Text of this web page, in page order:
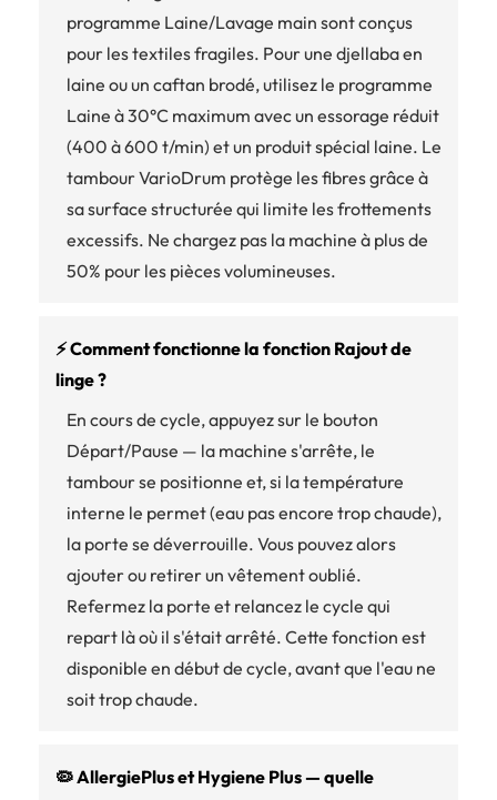
programme Laine/Lavage main sont conçus
pour les textiles fragiles. Pour une djellaba en
laine ou un caftan brodé, utilisez le programme
Laine à 30°C maximum avec un essorage réduit
(400 à 600 t/min) et un produit spécial laine. Le
tambour VarioDrum protège les fibres grâce à
sa surface structurée qui limite les frottements
excessifs. Ne chargez pas la machine à plus de
50% pour les pièces volumineuses.
⚡ Comment fonctionne la fonction Rajout de
linge ?
En cours de cycle, appuyez sur le bouton
Départ/Pause — la machine s'arrête, le
tambour se positionne et, si la température
interne le permet (eau pas encore trop chaude),
la porte se déverrouille. Vous pouvez alors
ajouter ou retirer un vêtement oublié.
Refermez la porte et relancez le cycle qui
repart là où il s'était arrêté. Cette fonction est
disponible en début de cycle, avant que l'eau ne
soit trop chaude.
🦠 AllergiePlus et Hygiene Plus — quelle